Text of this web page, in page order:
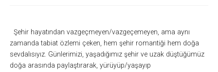
Şehir hayatından vazgeçmeyen/vazgeçemeyen, ama aynı
zamanda tabiat özlemi çeken, hem şehir romantiği hem doğa
sevdalısıyız. Günlerimizi, yaşadığımız şehir ve uzak düştüğümüz
doğa arasında paylaştırarak, yürüyüp/yaşayıp